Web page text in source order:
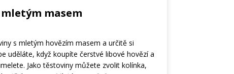
masem
s mletým hovězím masem a určitě si
uděláte, když koupíte čerstvé libové hovězí a
Jako těstoviny můžete zvolit kolínka,